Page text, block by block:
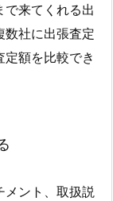
来てくれる出
数社に出張査定
額を比較でき
メント、取扱説